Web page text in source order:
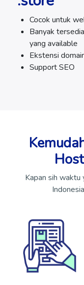
Cocok untuk
Banyak
yang available
Ekstensi
Support SEO
Kapan sih